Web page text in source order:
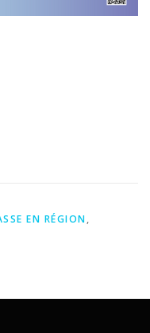
EN RÉGION,